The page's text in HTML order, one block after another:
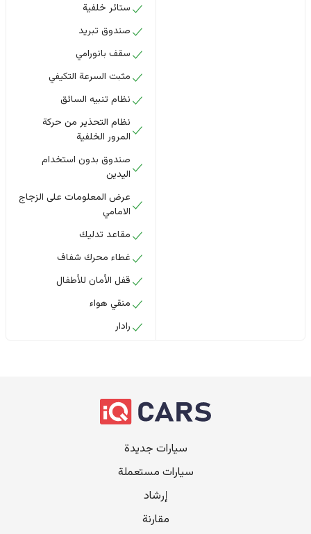
ستائر خلفية
صندوق تبريد
سقف بانورامي
مثبت السرعة التكيفي
نظام تنبيه السائق
نظام التحذير من حركة
المرور الخلفية
صندوق بدون استخدام
اليدين
عرض المعلومات على الزجاج
الامامي
مقاعد تدليك
غطاء محرك شفاف
قفل الأمان للأطفال
منقي هواء
رادار
سيارات جديدة
سيارات مستعملة
إرشاد
مقارنة